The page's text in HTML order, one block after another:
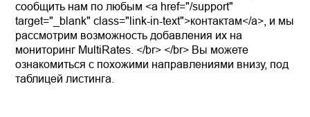
сообщить нам по любым <a href="/support"
target="_blank" class="link-in-text">контактам</a>, и мы
рассмотрим возможность добавления их на
мониторинг MultiRates. </br> </br> Вы можете
ознакомиться с похожими направлениями внизу, под
таблицей листинга.